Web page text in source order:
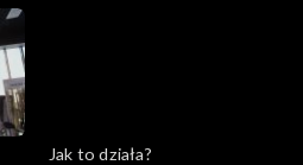
Jak to działa?